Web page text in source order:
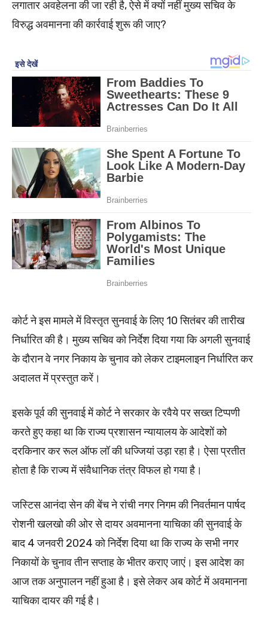
लगातार अवहेलना की जा रही है, ऐसे में क्यों नहीं मुख्य सचिव के
विरुद्ध अवमानना की कार्रवाई शुरू की जाए?
कोर्ट ने इस मामले में विस्तृत सुनवाई के लिए 10 सितंबर की तारीख
निर्धारित की है। मुख्य सचिव को निर्देश दिया गया कि अगली सुनवाई
के दौरान वे नगर निकाय के चुनाव को लेकर टाइमलाइन निर्धारित कर
अदालत में प्रस्तुत करें।
इसके पूर्व की सुनवाई में कोर्ट ने सरकार के रवैये पर सख्त टिप्पणी
करते हुए कहा था कि राज्य प्रशासन न्यायालय के आदेशों को
दरकिनार कर रूल ऑफ लॉ की धज्जियां उड़ा रहा है। ऐसा प्रतीत
होता है कि राज्य में संवैधानिक तंत्र विफल हो गया है।
जस्टिस आनंदा सेन की बेंच ने रांची नगर निगम की निवर्तमान पार्षद
रोशनी खलखो की ओर से दायर अवमानना याचिका की सुनवाई के
बाद 4 जनवरी 2024 को निर्देश दिया था कि राज्य के सभी नगर
निकायों के चुनाव तीन सप्ताह के भीतर कराए जाएं। इस आदेश का
आज तक अनुपालन नहीं हुआ है। इसे लेकर अब कोर्ट में अवमानना
याचिका दायर की गई है।